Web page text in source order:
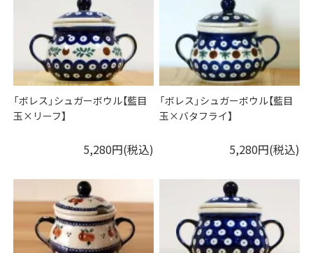
「ボレス」シュガーボウル【藍目
玉×リーフ】
5,280円(税込)
「ボレス」シュガーボウル【藍目
玉×バタフライ】
5,280円(税込)